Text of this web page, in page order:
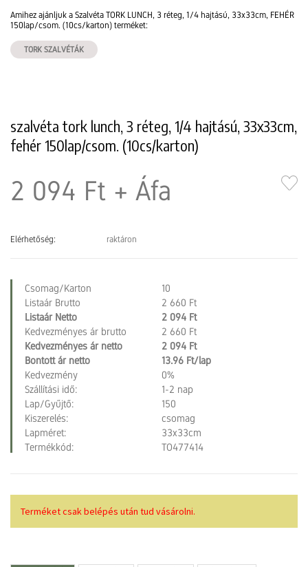
Amihez ajánljuk a Szalvéta TORK LUNCH, 3 réteg, 1/4 hajtású, 33x33cm, FEHÉR
150lap/csom. (10cs/karton) terméket:
TORK SZALVÉTÁK
szalvéta tork lunch, 3 réteg, 1/4 hajtású, 33x33cm,
fehér 150lap/csom. (10cs/karton)
2 094 Ft + Áfa
Elérhetőség: raktáron
Csomag/Karton
10
Listaár Brutto
2 660 Ft
Listaár Netto
2 094 Ft
Kedvezményes ár brutto
2 660 Ft
Kedvezményes ár netto
2 094 Ft
Bontott ár netto
13.96 Ft/lap
Kedvezmény
0%
Szállítási idő:
1-2 nap
Lap/Gyűjtő:
150
Kiszerelés:
csomag
Lapméret:
33x33cm
Termékkód:
TO477414
Terméket csak belépés után tud vásárolni.